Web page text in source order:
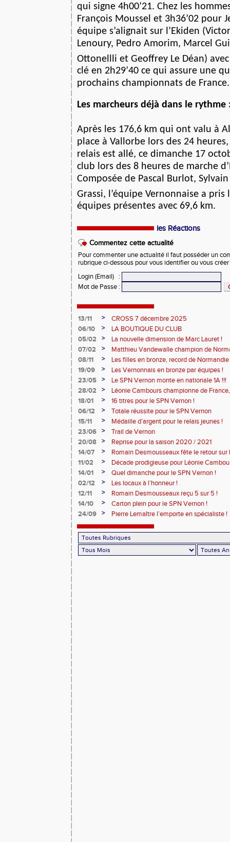
qui signe 4h00’21. Chez les
François Moussel et 3h36’02 pour
équipe s’alignait sur l’Ekiden
Lenoury, Pedro Amorim, Marcel
Ottonellli et Geoffrey Le Déan)
clé en 2h29’40 ce qui assure une
prochains championnats de France.
Les marcheurs déjà dans le rythme
Après les 176,6 km qui ont valu à
place à Vallorbe lors des 24
relais est allé, ce dimanche 17
club lors des 8 heures de marche
Composée de Pascal Burlot,
Grassi, l’équipe Vernonnaise a pris
équipes présentes avec 69,6 km.
les Réactions
Commentez cette actualité
Pour commenter une actualité il faut posséder un
rubrique ci-dessous pour vous identifier ou vous
Login (Email)
:
Mot de Passe :
13/11 >
CROSS 7 décembre 2025
06/10
>
LA BOUTIQUE DU CLUB
05/02
>
La nouvelle dimension de Marc Lauret !
07/02
>
Matthieu Vandewalle champion de
08/11
>
Les filles en bronze, record de
19/09
>
Les Vernonnais en bronze par équipes !
23/05
>
Le SPN Vernon monte en nationale 1A !!!
28/02
>
Léonie Cambours championne de
!
18/01 >
16 titres pour le SPN Vernon !
06/12
>
Totale réussite pour le SPN Vernon
15/11
>
Médaille d’argent pour le relais jeunes !
23/06
>
Trail de Vernon
20/08
>
Reprise pour la saison 2020 / 2021
14/07
>
Romain Desmousseaux fête le retour sur
11/02
>
Décade prodigieuse pour Léonie
14/01
>
Quel dimanche pour le SPN Vernon !
02/12
>
Les locaux à l’honneur !
12/11
>
Romain Desmousseaux reçu 5 sur 5 !
14/10
>
Carton plein pour le SPN Vernon !
24/09
> Pierre Lemaître l’emporte en spécialiste !